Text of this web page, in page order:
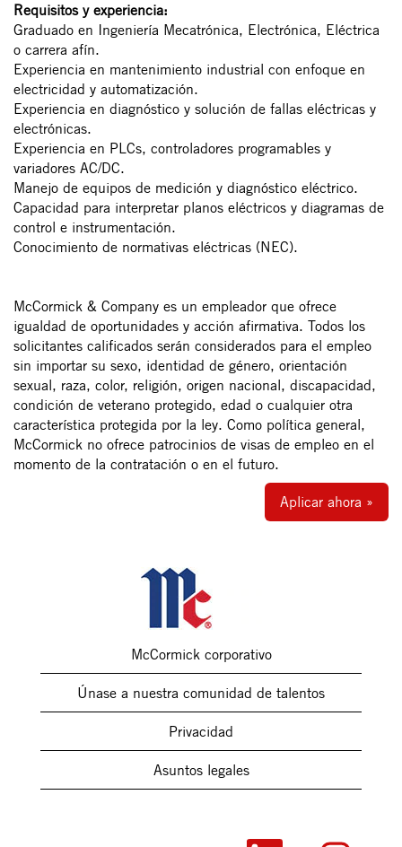
Requisitos y experiencia:
Graduado en Ingeniería Mecatrónica, Electrónica, Eléctrica
o carrera afín.
Experiencia en mantenimiento industrial con enfoque en
electricidad y automatización.
Experiencia en diagnóstico y solución de fallas eléctricas y
electrónicas.
Experiencia en PLCs, controladores programables y
variadores AC/DC.
Manejo de equipos de medición y diagnóstico eléctrico.
Capacidad para interpretar planos eléctricos y diagramas de
control e instrumentación.
Conocimiento de normativas eléctricas (NEC).
McCormick & Company es un empleador que ofrece
igualdad de oportunidades y acción afirmativa. Todos los
solicitantes calificados serán considerados para el empleo
sin importar su sexo, identidad de género, orientación
sexual, raza, color, religión, origen nacional, discapacidad,
condición de veterano protegido, edad o cualquier otra
característica protegida por la ley. Como política general,
McCormick no ofrece patrocinios de visas de empleo en el
momento de la contratación o en el futuro.
Aplicar ahora »
McCormick corporativo
Únase a nuestra comunidad de talentos
Privacidad
Asuntos legales
S S